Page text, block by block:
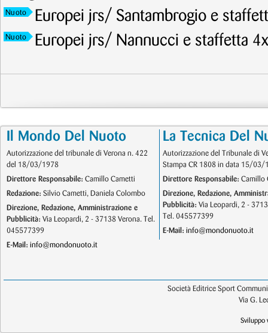
Nuoto Europei jrs/ Santambrogio e
Nuoto Europei jrs/ Nannucci e staffetta
Il Mondo Del Nuoto
Autorizzazione del tribunale di Verona n. 422
del 18/03/1978
Direttore Responsabile: Camillo Cametti
Redazione: Silvio Cametti, Daniela Colombo
Direzione, Redazione, Amministrazione e
Pubblicità: Via Leopardi, 2 - 37138 Verona. Tel.
045577399
E-Mail: info@mondonuoto.it
La Tecnica Del
Autorizzazione del Tribunale di
Stampa CR 1808 in data 15/03/
Direttore Responsabile: Camillo
Direzione, Redazione,
Pubblicità: Via Leopardi, 2 -
Tel. 045577399
E-Mail: info@mondonuoto.it
Società Editrice Sport
Via G.
Sviluppo